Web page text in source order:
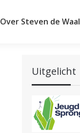
Over Steven de Waal
Uitgelicht